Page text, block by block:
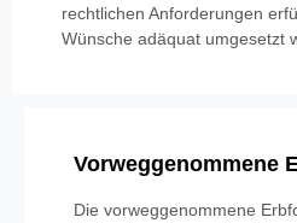
rechtlichen Anforderungen
Wünsche adäquat umgesetzt
Vorweggenommene
Die vorweggenommene